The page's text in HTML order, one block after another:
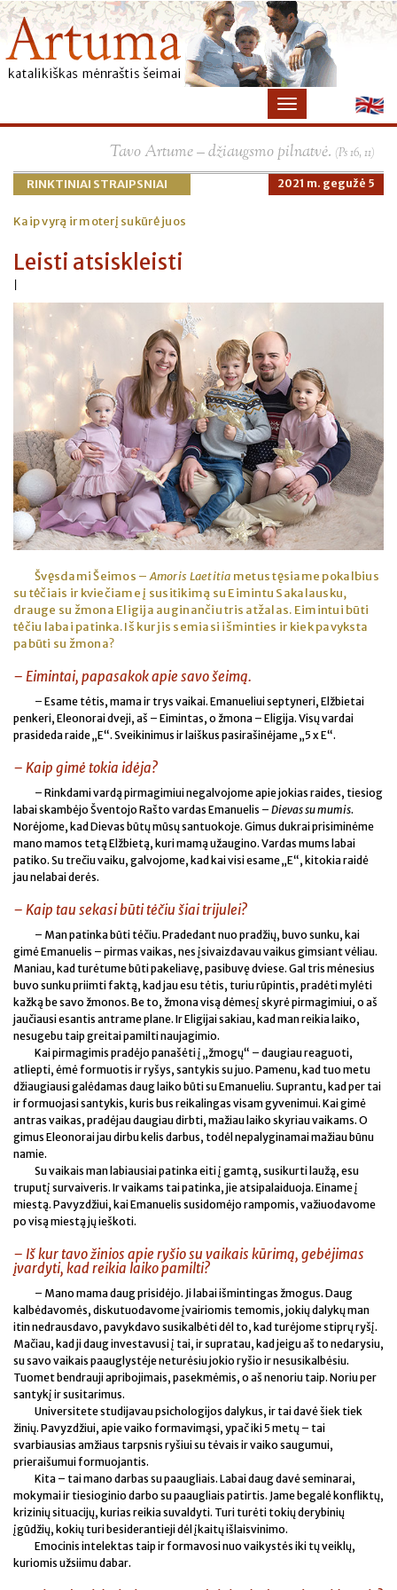
Tavo Artume – džiaugsmo pilnatvė. (Ps 16, 11)
RINKTINIAI STRAIPSNIAI 2021 m. gegužė 5
Kaip vyrą ir moterį sukūrė juos
Leisti atsiskleisti
Švęsdami Šeimos –Amoris Laetitia metus tęsiame pokalbius
su tėčiais ir kviečiame į susitikimą su Eimintu Sakalausku,
drauge su žmona Eligija auginančiu tris atžalas. Eimintui būti
tėčiu labai patinka. Iš kur jis semiasi išminties ir kiek pavyksta
pabūti su žmona?
– Eimintai, papasakok apie savo šeimą.
– Esame tėtis, mama ir trys vaikai. Emanueliui septyneri, Elžbietai
penkeri, Eleonorai dveji, aš – Eimintas, o žmona – Eligija. Visų vardai
prasideda raide „E“. Sveikinimus ir laiškus pasirašinėjame „5 x E“.
– Kaip gimė tokia idėja?
– Rinkdami vardą pirmagimiui negalvojome apie jokias raides, tiesiog
labai skambėjo Šventojo Rašto vardas Emanuelis – Dievas su mumis.
Norėjome, kad Dievas būtų mūsų santuokoje. Gimus dukrai prisiminėme
mano mamos tetą Elžbietą, kuri mamą užaugino. Vardas mums labai
patiko. Su trečiu vaiku, galvojome, kad kai visi esame „E“, kitokia raidė
jau nelabai derės.
– Kaip tau sekasi būti tėčiu šiai trijulei?
– Man patinka būti tėčiu. Pradedant nuo pradžių, buvo sunku, kai
gimė Emanuelis – pirmas vaikas, nes įsivaizdavau vaikus gimsiant vėliau.
Maniau, kad turėtume būti pakeliavę, pasibuvę dviese. Gal tris mėnesius
buvo sunku priimti faktą, kad jau esu tėtis, turiu rūpintis, pradėti mylėti
kažką be savo žmonos. Be to, žmona visą dėmesį skyrė pirmagimiui, o aš
jaučiausi esantis antrame plane. Ir Eligijai sakiau, kad man reikia laiko,
nesugebu taip greitai pamilti naujagimio.
Kai pirmagimis pradėjo panašėti į „žmogų“ – daugiau reaguoti,
atliepti, ėmė formuotis ir ryšys, santykis su juo. Pamenu, kad tuo metu
džiaugiausi galėdamas daug laiko būti su Emanueliu. Suprantu, kad per tai
ir formuojasi santykis, kuris bus reikalingas visam gyvenimui. Kai gimė
antras vaikas, pradėjau daugiau dirbti, mažiau laiko skyriau vaikams. O
gimus Eleonorai jau dirbu kelis darbus, todėl nepalyginamai mažiau būnu
namie.
Su vaikais man labiausiai patinka eiti į gamtą, susikurti laužą, esu
truputį survaiveris. Ir vaikams tai patinka, jie atsipalaiduoja. Einame į
miestą. Pavyzdžiui, kai Emanuelis susidomėjo rampomis, važiuodavome
po visą miestą jų ieškoti.
– Iš kur tavo žinios apie ryšio su vaikais kūrimą, gebėjimas
įvardyti, kad reikia laiko pamilti?
– Mano mama daug prisidėjo. Ji labai išmintingas žmogus. Daug
kalbėdavomės, diskutuodavome įvairiomis temomis, jokių dalykų man
itin nedrausdavo, pavykdavo susikalbėti dėl to, kad turėjome stiprų ryšį.
Mačiau, kad ji daug investavusi į tai, ir supratau, kad jeigu aš to nedarysiu,
su savo vaikais paauglystėje neturėsiu jokio ryšio ir nesusikalbėsiu.
Tuomet bendrauji apribojimais, pasekmėmis, o aš nenoriu taip. Noriu per
santykį ir susitarimus.
Universitete studijavau psichologijos dalykus, ir tai davė šiek tiek
žinių. Pavyzdžiui, apie vaiko formavimąsi, ypač iki 5 metų – tai
svarbiausias amžiaus tarpsnis ryšiui su tėvais ir vaiko saugumui,
prieraišumui formuojantis.
Kita – tai mano darbas su paaugliais. Labai daug davė seminarai,
mokymai ir tiesioginio darbo su paaugliais patirtis. Jame begalė konfliktų,
krizinių situacijų, kurias reikia suvaldyti. Turi turėti tokių derybinių
įgūdžių, kokių turi besiderantieji dėl įkaitų išlaisvinimo.
Emocinis intelektas taip ir formavosi nuo vaikystės iki tų veiklų,
kuriomis užsiimu dabar.
×